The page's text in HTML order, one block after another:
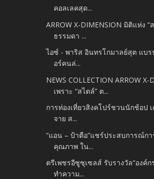
คอลเลคสุด...
ARROW X-DIMENSION มิติแห่ง “
ธรรมดา ...
ไอซ์ - พาริส อินทรโกมาลย์สุต แบ
อร์คนล่...
NEWS COLLECTION ARROW X-
เพราะ “สไตล์” ต...
การท่องเที่ยวสิงคโปร์ชวนนักช้อป
จาย ส...
“แอน – ป้าตือ”แชร์ประสบการณ์ก
คุณภาพ ใน...
ตรีเพชรอีซูซุเซลส์ รับรางวัล“องค์
ทำความ...